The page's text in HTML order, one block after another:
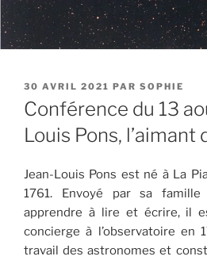
PUBLIÉ
LE
30 AVRIL 2021 PAR SOPHIE
Conférence du 13
Louis Pons, l’aimant
Jean-Louis Pons est né à La
1761. Envoyé par sa
apprendre à lire et écrire, il
concierge à l’observatoire en
travail des astronomes et